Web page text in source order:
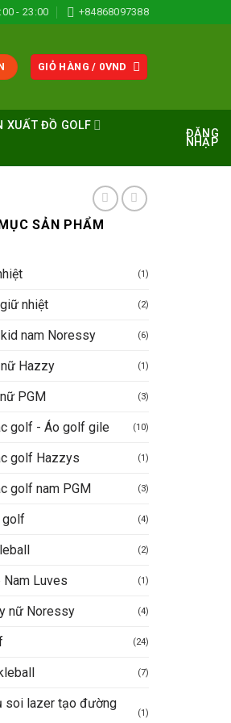
- 23:00 +84868097388
GIỎ HÀNG / 0VND
XUẤT ĐỒ GOLF
ĐĂNG
NHẬP
SẢN PHẨM
(1)
nhiệt (2)
nam Noressy (6)
Hazzy (1)
PGM (3)
golf - Áo golf gile (10)
golf Hazzys (1)
golf nam PGM (3)
golf (4)
(2)
Luves (1)
nữ Noressy (4)
(24)
(7)
soi lazer tạo đường
(1)